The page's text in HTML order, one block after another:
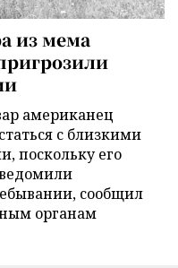
из мема
американец
с близкими
поскольку его
сообщил
органам